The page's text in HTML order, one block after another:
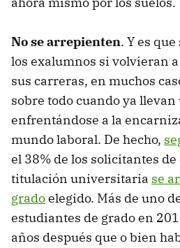
No se arrepienten. Y es
los exalumnos si volvieran
sus carreras, en muchos
sobre todo cuando ya
enfrentándose a la
mundo laboral. De hecho,
el 38% de los solicitantes
titulación universitaria se
gradoelegido. Más de uno
estudiantes de grado en
años después que o bien